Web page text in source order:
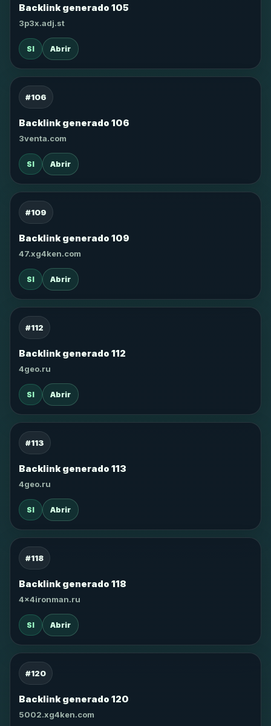
Backlink generado 105
3p3x.adj.st
SI Abrir
#106
Backlink generado 106
3venta.com
SI Abrir
#109
Backlink generado 109
47.xg4ken.com
SI Abrir
#112
Backlink generado 112
4geo.ru
SI Abrir
#113
Backlink generado 113
4geo.ru
SI Abrir
#118
Backlink generado 118
4x4ironman.ru
SI Abrir
#120
Backlink generado 120
5002.xg4ken.com